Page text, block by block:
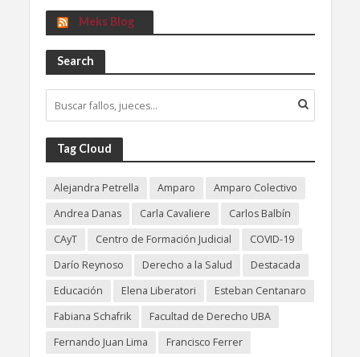
Meks Blog
Search
Tag Cloud
Alejandra Petrella Amparo
Amparo Colectivo
Andrea Danas
Carla Cavaliere
Carlos Balbín
CAyT
Centro de Formación Judicial
COVID-19
Darío Reynoso
Derecho a la Salud
Destacada
Educación
Elena Liberatori
Esteban Centanaro
Fabiana Schafrik
Facultad de Derecho UBA
Fernando Juan Lima
Francisco Ferrer